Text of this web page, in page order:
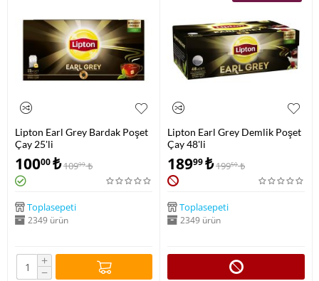
Lipton Earl Grey Bardak Poşet
Çay 25'li
10000₺10999 ₺
Toplasepeti
2349 ürün
+
−
Lipton Earl Grey Demlik Poşet
Çay 48'li
18999₺19950 ₺
Toplasepeti
2349 ürün